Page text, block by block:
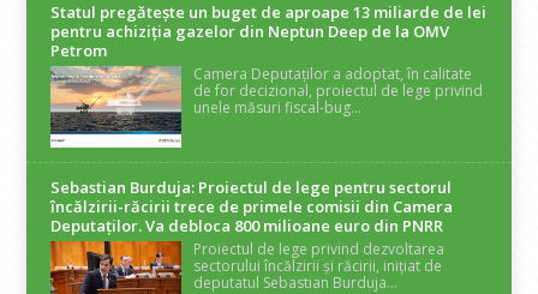
Statul pregătește un buget de aproape 13 miliarde de lei
pentru achiziția gazelor din Neptun Deep de la OMV
Petrom
Camera Deputaților a adoptat, în calitate
de for decizional, proiectul de lege privind
unele măsuri fiscal-bug...
Sebastian Burduja: Proiectul de lege pentru sectorul
încălzirii-răcirii trece de primele comisii din Camera
Deputaților. Va debloca 800 milioane euro din PNRR
Proiectul de lege privind dezvoltarea
sectorului încălzirii și răcirii, inițiat de
deputatul Sebastian Burduja...